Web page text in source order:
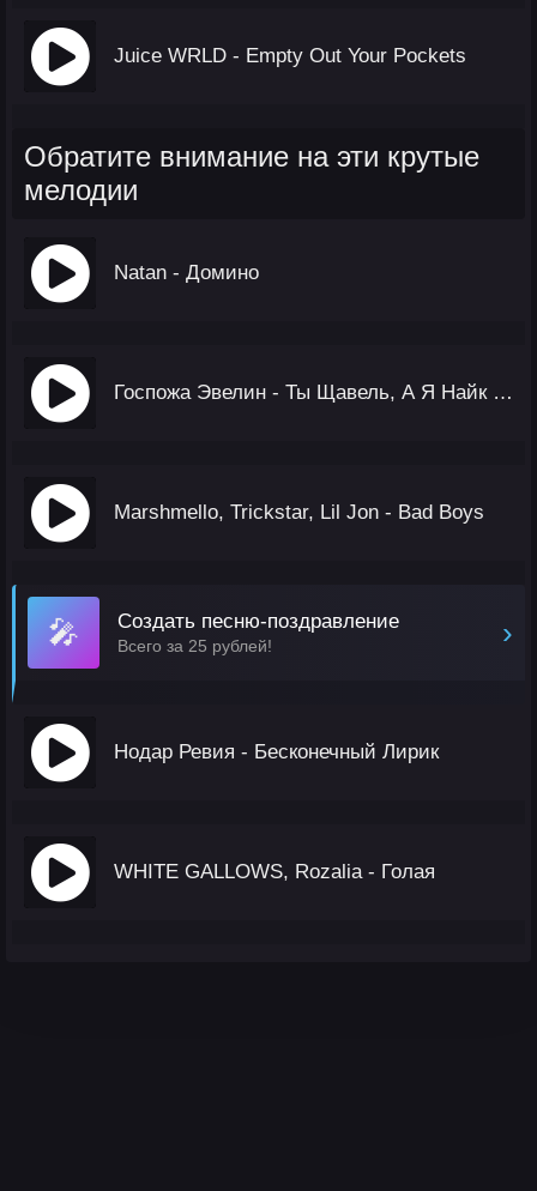
Juice WRLD - Empty Out Your Pockets
Обратите внимание на эти крутые
мелодии
Natan - Домино
Госпожа Эвелин - Ты Щавель, А Я Найк Про
Marshmello, Trickstar, Lil Jon - Bad Boys
🎤 Создать песню-поздравление
Всего за 25 рублей! ›
Нодар Ревия - Бесконечный Лирик
WHITE GALLOWS, Rozalia - Голая